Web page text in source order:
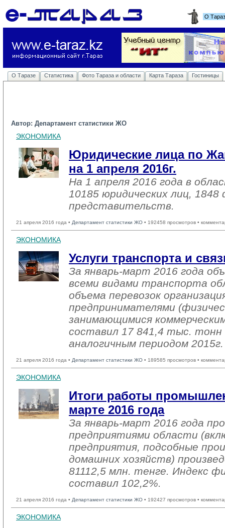
О
О Таразе Статистика Фото Тараза и области Карта Тараза Гостиницы
Автор: Департамент статистики ЖО
ЭКОНОМИКА
Юридические лица по
на 1 апреля 2016г.
На 1 апреля 2016 года в
10185 юридических лиц, 1848
представительств.
21 апреля 2016 года • Департамент статистики ЖО • 192458 просмотров •
ЭКОНОМИКА
Услуги транспорта и
За январь-март 2016 года
всеми видами транспорта
объема перевозок
предпринимателями
занимающимися
составил 17 841,4 тыс. тонн
аналогичным периодом
21 апреля 2016 года • Департамент статистики ЖО • 189585 просмотров •
ЭКОНОМИКА
Итоги работы
марте 2016 года
За январь-март 2016 года
предприятиями области
предприятия, подсобные
домашних хозяйств)
81112,5 млн. тенге. Индекс
составил 102,2%.
21 апреля 2016 года • Департамент статистики ЖО • 192427 просмотров •
ЭКОНОМИКА